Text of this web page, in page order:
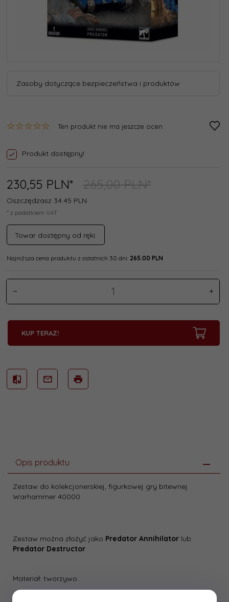
Zasoby dotyczące bezpieczeństwa i produktów
Ten produkt nie ma jeszcze ocen
Produkt dostępny!
230,55 PLN* 265,00 PLN*
Oszczędzasz 34.45 PLN
* z podatkiem VAT
Towar dostępny od ręki.
Najniższa cena produktu z ostatnich 30 dni: 265.00 PLN
KUP TERAZ!
Opis produktu
Zestaw do kolekcjonerskiej, figurkowej gry bitewnej
Warhammer 40000
Zestaw można złożyć jako Predator Annihilator lub
Predator Destructor
Materiał: tworzywo.
Zestaw do złożenia i pomalowania. Nie zawiera kleju ani